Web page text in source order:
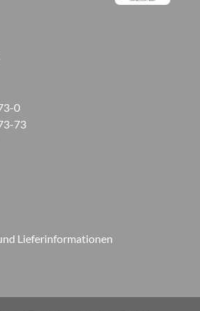
0
73
Lieferinformationen